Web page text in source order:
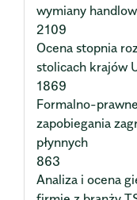
wymiany
2109
Ocena stopnia
stolicach krajów
1869
Formalno-
zapobiegania
płynnych
863
Analiza i ocena